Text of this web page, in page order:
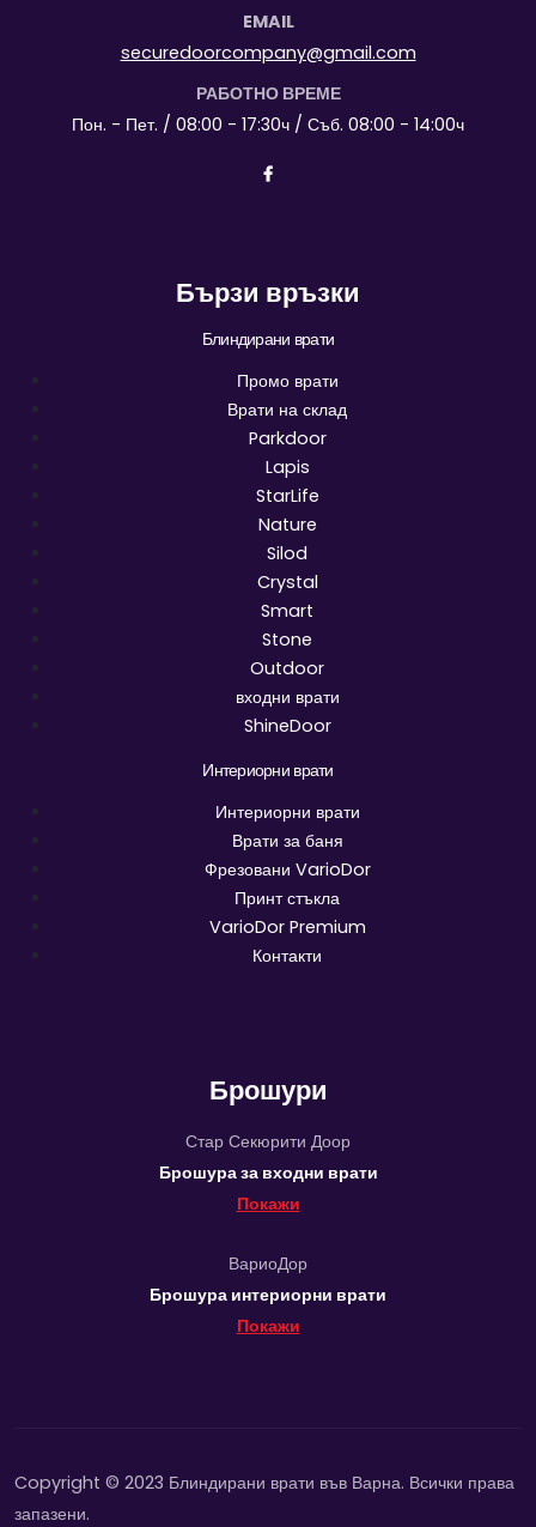
EMAIL
securedoorcompany@gmail.com
РАБОТНО ВРЕМЕ
Пон. - Пет. / 08:00 - 17:30ч / Съб. 08:00 - 14:00ч
Бързи връзки
Блиндирани врати
Промо врати
Врати на склад
Parkdoor
Lapis
StarLife
Nature
Silod
Crystal
Smart
Stone
Outdoor
входни врати
ShineDoor
Интериорни врати
Интериорни врати
Врати за баня
Фрезовани VarioDor
Принт стъкла
VarioDor Premium
Контакти
Брошури
Стар Секюрити Доор
Брошура за входни врати
Покажи
ВариоДор
Брошура интериорни врати
Покажи
Copyright © 2023 Блиндирани врати във Варна. Всички права
запазени.